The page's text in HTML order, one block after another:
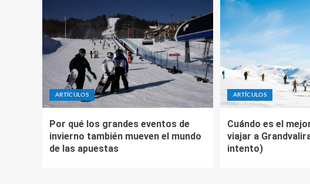
ARTÍCULOS
Por qué los grandes eventos de
invierno también mueven el mundo
de las apuestas
ARTÍCULOS
Cuándo es el
viajar a
intento)